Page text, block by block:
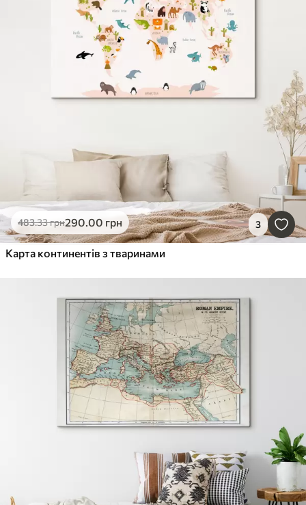
483.33грн290.00 грн 3
Карта континентів з тваринами